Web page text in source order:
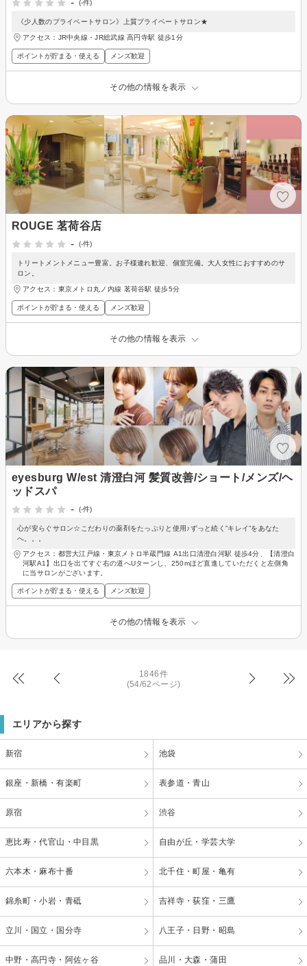
- (-件)
《少人数のプライベートサロン》上質プライベートサロン★
アクセス：JR中央線・JR総武線 高円寺駅 徒歩1分
ポイントが貯まる・使える メンズ歓迎
その他の情報を表示
ROUGE 茗荷谷店
-
(-件)
トリートメントメニュー豊富。お子様連れ歓迎、個室完備。大人女性におすすめのサ
ロン。
アクセス：東京メトロ丸ノ内線 茗荷谷駅 徒歩5分
ポイントが貯まる・使える メンズ歓迎
その他の情報を表示
eyesburg W/est 清澄白河 髪質改善/ショート/メンズ/ヘ
ッドスパ
-
(-件)
心が安らぐサロン☆こだわりの薬剤をたっぷりと使用♪ずっと続く”キレイ”をあなた
へ。。。
アクセス：都営大江戸線・東京メトロ半蔵門線 A1出口清澄白河駅 徒歩4分、【清澄白
河駅A1】出口を出てすぐ右の道へUターンし、250mほど直進していただくと左側角
に当サロンがございます。
ポイントが貯まる・使える メンズ歓迎
その他の情報を表示
1846件
(54/62ページ)
エリアから探す
新宿 池袋
銀座・新橋・有楽町 表参道・青山
原宿 渋谷
恵比寿・代官山・中目黒 自由が丘・学芸大学
六本木・麻布十番 北千住・町屋・亀有
錦糸町・小岩・青砥 吉祥寺・荻窪・三鷹
立川・国立・国分寺 八王子・日野・昭島
中野・高円寺・阿佐ヶ谷 品川・大森・蒲田